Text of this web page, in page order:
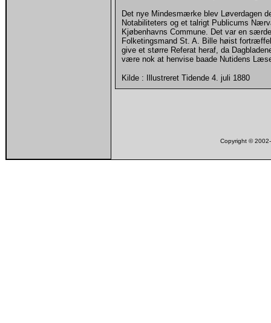
Det nye Mindesmærke blev Løverdagen
Notabiliteters og et talrigt Publicums
Kjøbenhavns Commune. Det var en
Folketingsmand St. A. Bille høist
give et større Referat heraf, da
være nok at henvise baade Nutidens
Kilde : Illustreret Tidende 4. juli 1880
Copyright ©